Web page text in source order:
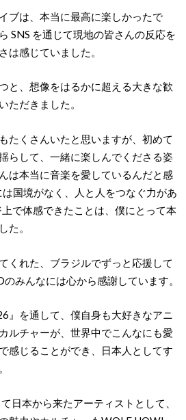
ブは、本当に最⾼に楽しかったで
SNS を通じて現地の皆さんの反応を
は感じていました。
と、想像をはるかに超える⼤きな歓
ただきました。
たくさんいたと思いますが、初めて
らして、⼀緒に楽しんでくださる姿
は本当に⾳楽を愛しているんだと感
国境がなく、⼈と⼈をつなぐ⼒があ
で体感できたことは、僕にとって本
た。
くれた、ブラジルでずっと応援して
のみんなには⼼から感謝しています。
』を通して、僕⾃⾝も⼤好きなアニ
ルチャーが、世界中でこんなにも愛
感じることができ、⽇本⼈としてす
⽇本から来たアーティストとして、